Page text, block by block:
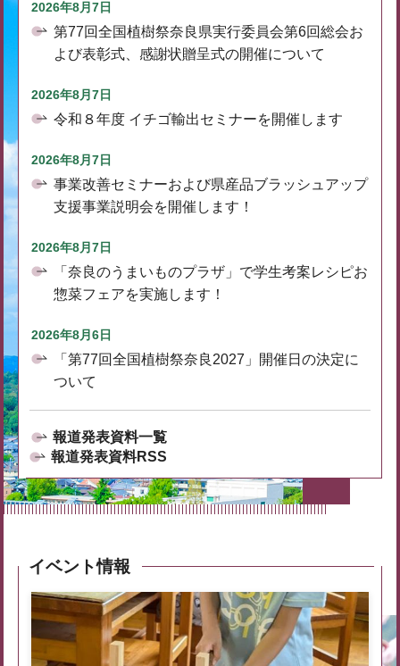
2026年8月7日
第77回全国植樹祭奈良県実行委員会第6回総会お
よび表彰式、感謝状贈呈式の開催について
2026年8月7日
令和８年度 イチゴ輸出セミナーを開催します
2026年8月7日
事業改善セミナーおよび県産品ブラッシュアップ
支援事業説明会を開催します！
2026年8月7日
「奈良のうまいものプラザ」で学生考案レシピお
惣菜フェアを実施します！
2026年8月6日
「第77回全国植樹祭奈良2027」開催日の決定に
ついて
報道発表資料一覧
報道発表資料RSS
イベント情報